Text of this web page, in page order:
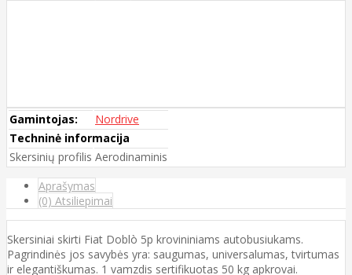
Gamintojas:
Nordrive
Techninė informacija
Skersinių profilis Aerodinaminis
Aprašymas
(0) Atsiliepimai
Skersiniai skirti Fiat Doblò 5p krovininiams autobusiukams.
Pagrindinės jos savybės yra: saugumas, universalumas, tvirtumas
ir elegantiškumas. 1 vamzdis sertifikuotas 50 kg apkrovai.